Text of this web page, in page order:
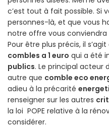
c’est tout à fait possible. Si
personnes-là, et que vous
notre offre vous conviendra
Pour être plus précis, il s’agit
combles a 1 euro qui a été
publics. Le principal acteur
autre que comble eco
adieu à la précarité
renseigner sur les autres
la loi POPE relative à la
considérer.